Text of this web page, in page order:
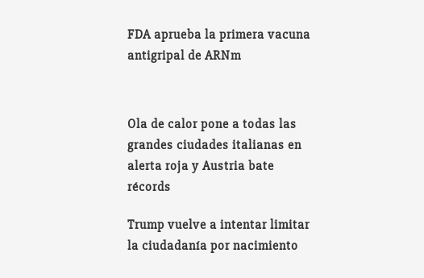
FDA aprueba la primera vacuna
antigripal de ARNm
Ola de calor pone a todas las
grandes ciudades italianas en
alerta roja y Austria bate
récords
Trump vuelve a intentar limitar
la ciudadanía por nacimiento